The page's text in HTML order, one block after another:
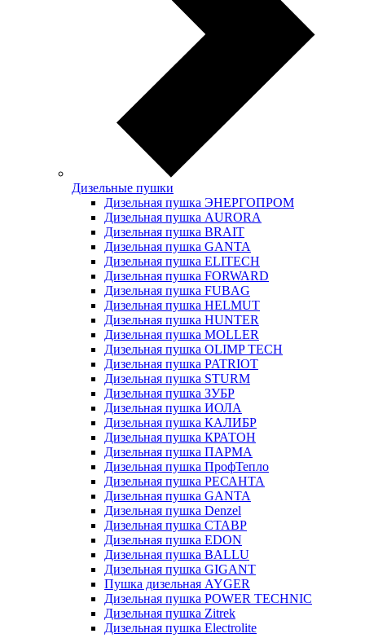
Дизельные пушки
Дизельная пушка ЭНЕРГОПРОМ
Дизельная пушка AURORA
Дизельная пушка BRAIT
Дизельная пушка GANTA
Дизельная пушка ELITECH
Дизельная пушка FORWARD
Дизельная пушка FUBAG
Дизельная пушка HELMUT
Дизельная пушка HUNTER
Дизельная пушка MOLLER
Дизельная пушка OLIMP TECH
Дизельная пушка PATRIOT
Дизельная пушка STURM
Дизельная пушка ЗУБР
Дизельная пушка ИОЛА
Дизельная пушка КАЛИБР
Дизельная пушка КРАТОН
Дизельная пушка ПАРМА
Дизельная пушка ПрофТепло
Дизельная пушка РЕСАНТА
Дизельная пушка GANTA
Дизельная пушка Denzel
Дизельная пушка СТАВР
Дизельная пушка EDON
Дизельная пушка BALLU
Дизельная пушка GIGANT
Пушка дизельная AYGER
Дизельная пушка POWER TECHNIC
Дизельная пушка Zitrek
Дизельная пушка Electrolite